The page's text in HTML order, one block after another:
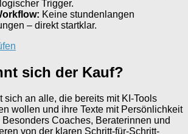
Trigger.
Keine stundenlangen
– direkt startklar.
sich der Kauf?
sich an alle, die bereits mit KI-Tools
wollen und ihre Texte mit Persönlichkeit
Coaches, Beraterinnen und
von der klaren Schritt-für-Schritt-